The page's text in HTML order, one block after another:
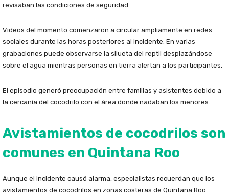
revisaban las condiciones de seguridad.
Videos del momento comenzaron a circular ampliamente en redes
sociales durante las horas posteriores al incidente. En varias
grabaciones puede observarse la silueta del reptil desplazándose
sobre el agua mientras personas en tierra alertan a los participantes.
El episodio generó preocupación entre familias y asistentes debido a
la cercanía del cocodrilo con el área donde nadaban los menores.
Avistamientos de cocodrilos son
comunes en Quintana Roo
Aunque el incidente causó alarma, especialistas recuerdan que los
avistamientos de cocodrilos en zonas costeras de Quintana Roo